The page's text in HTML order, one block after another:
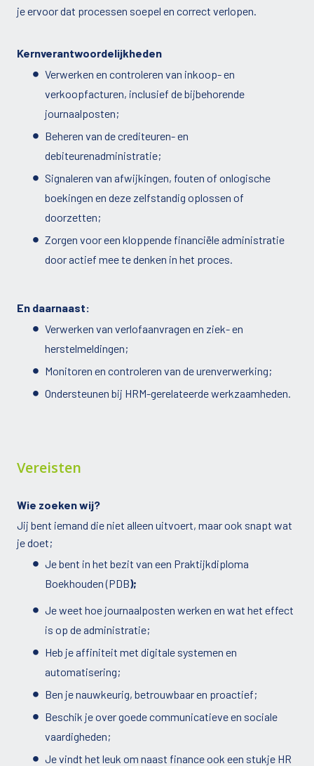
je ervoor dat processen soepel en correct verlopen.
Kernverantwoordelijkheden
Verwerken en controleren van inkoop- en
verkoopfacturen, inclusief de bijbehorende
journaalposten;
Beheren van de crediteuren- en
debiteurenadministratie;
Signaleren van afwijkingen, fouten of onlogische
boekingen en deze zelfstandig oplossen of
doorzetten;
Zorgen voor een kloppende financiële administratie
door actief mee te denken in het proces.
En daarnaast:
Verwerken van verlofaanvragen en ziek- en
herstelmeldingen;
Monitoren en controleren van de urenverwerking;
Ondersteunen bij HRM-gerelateerde werkzaamheden.
Vereisten
Wie zoeken wij?
Jij bent iemand die niet alleen uitvoert, maar ook snapt wat
je doet;
Je bent in het bezit van een Praktijkdiploma
Boekhouden (PDB);
Je weet hoe journaalposten werken en wat het effect
is op de administratie;
Heb je affiniteit met digitale systemen en
automatisering;
Ben je nauwkeurig, betrouwbaar en proactief;
Beschik je over goede communicatieve en sociale
vaardigheden;
Je vindt het leuk om naast finance ook een stukje HR